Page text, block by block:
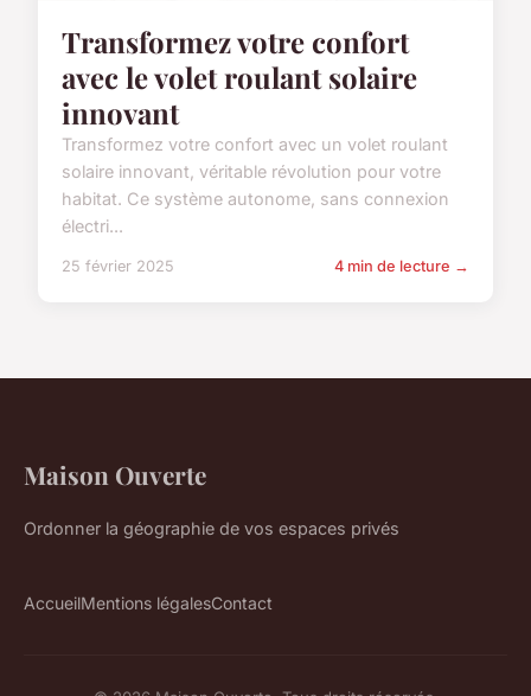
Transformez votre confort
avec le volet roulant solaire
innovant
Transformez votre confort avec un volet roulant
solaire innovant, véritable révolution pour votre
habitat. Ce système autonome, sans connexion
électri...
25 février 2025 4 min de lecture →
Maison Ouverte
Ordonner la géographie de vos espaces privés
AccueilMentions légalesContact